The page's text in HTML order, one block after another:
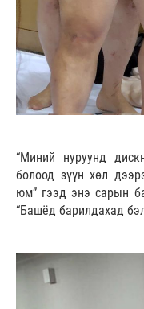
“Миний нуруунд
болоод зүүн хөл
юм” гээд энэ сарын
“Башёд барилдахад